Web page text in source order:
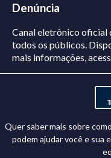
Denúncia
Canal eletrônico oficial
todos os públicos.
mais informações,
Quer saber mais sobre
podem ajudar você e sua